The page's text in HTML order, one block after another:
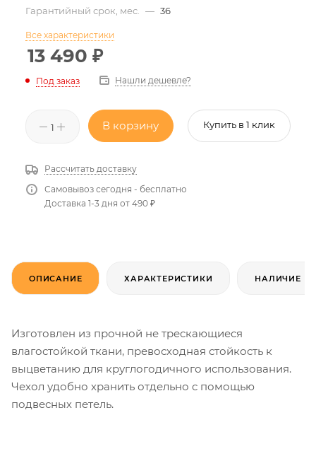
Гарантийный срок, мес.
— 36
Все характеристики
13 490 ₽
Под заказ Нашли дешевле?
В корзину Купить в 1 клик
Рассчитать доставку
Самовывоз сегодня - бесплатно
Доставка 1-3 дня от 490 ₽
ОПИСАНИЕ ХАРАКТЕРИСТИКИ НАЛИЧИЕ
Изготовлен из прочной не трескающиеся
влагостойкой ткани, превосходная стойкость к
выцветанию для круглогодичного использования.
Чехол удобно хранить отдельно с помощью
подвесных петель.